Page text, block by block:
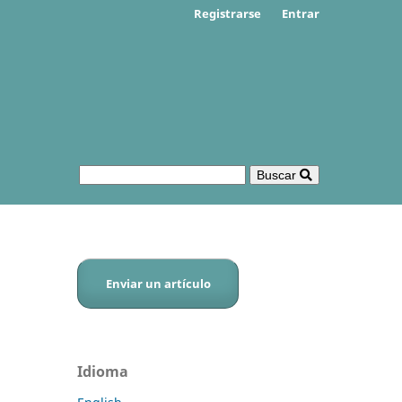
Buscar
Registrarse Entrar
Enviar un artículo
Idioma